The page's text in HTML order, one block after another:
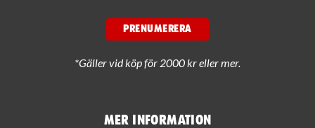
Mer information
PRENUMERERA
*Gäller vid köp för 2000 kr eller mer.